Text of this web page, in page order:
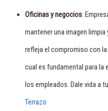
Oficinas y negocios:
mantener una imagen
refleja el compromiso con
cual es fundamental para la
los empleados. Dale vida a
Terrazo